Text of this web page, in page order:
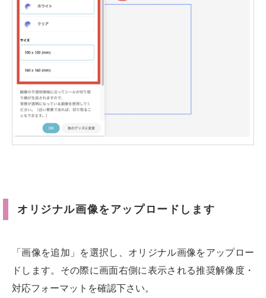
オリジナル画像をアップロードします
「画像を追加」を選択し、オリジナル画像をアップロー
ドします。その際に画面右側に表示される推奨解像度・
対応フォーマットを確認下さい。